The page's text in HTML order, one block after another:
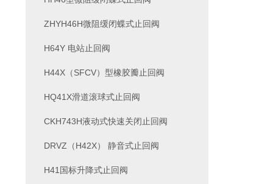
ZHYH46H微阻缓闭蝶式止回阀
H64Y 电站止回阀
H44X（SFCV）型橡胶瓣止回阀
HQ41X滑道滚球式止回阀
CKH743H液动式快速关闭止回阀
DRVZ（H42X） 静音式止回阀
H41国标升降式止回阀